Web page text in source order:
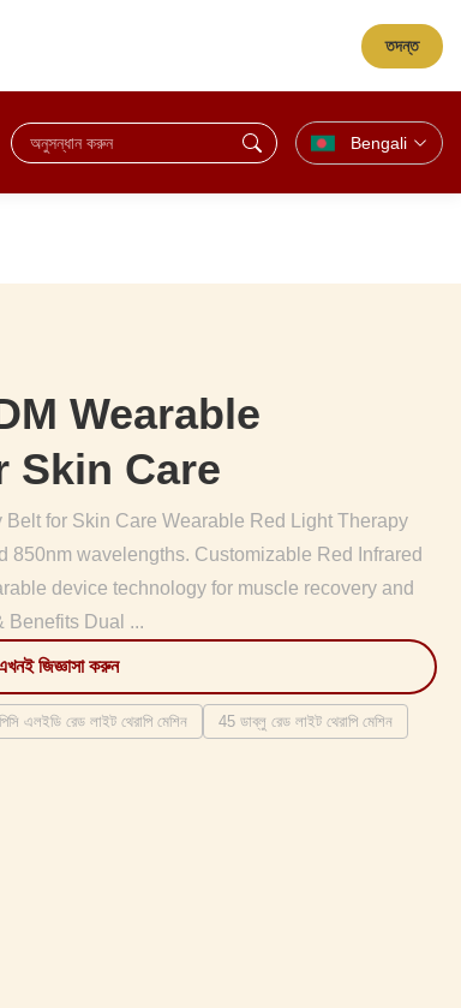
তদন্ত
Bengali
Wearable
Skin Care
for Skin Care Wearable Red Light Therapy
850nm wavelengths. Customizable Red Infrared
device technology for muscle recovery and
Benefits Dual ...
জিজ্ঞাসা করুন
এলইডি রেড লাইট থেরাপি মেশিন 45 ডাব্লু রেড লাইট থেরাপি মেশিন